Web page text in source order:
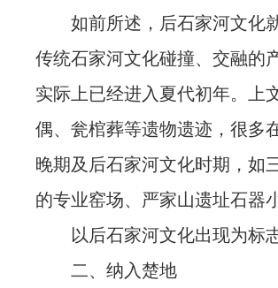
如前所述，后石家河文化
传统石家河文化碰撞、交融的
实际上已经进入夏代初年。上
偶、瓮棺葬等遗物遗迹，很多
晚期及后石家河文化时期，如
的专业窑场、严家山遗址石器
以后石家河文化出现为标
二、纳入楚地